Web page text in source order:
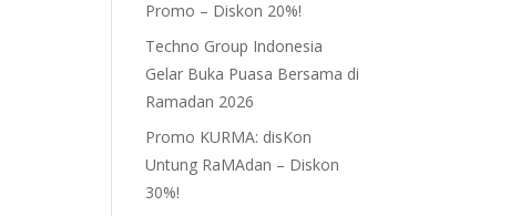
Promo – Diskon 20%!
Techno Group Indonesia
Gelar Buka Puasa Bersama di
Ramadan 2026
Promo KURMA: disKon
Untung RaMAdan – Diskon
30%!